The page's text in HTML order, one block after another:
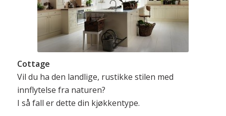
Cottage
Vil du ha den landlige, rustikke stilen med
innflytelse fra naturen?
I så fall er dette din kjøkkentype.